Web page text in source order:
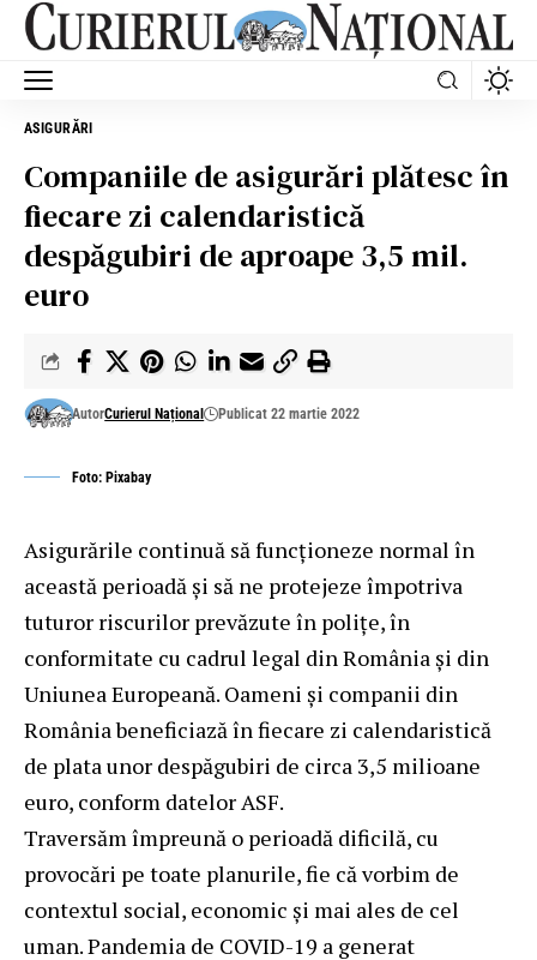
ASIGURĂRI
Companiile de asigurări plătesc în
fiecare zi calendaristică
despăgubiri de aproape 3,5 mil.
euro
AutorCurierul Național Publicat 22 martie 2022
Foto: Pixabay
Asigurările continuă să funcționeze normal în
această perioadă și să ne protejeze împotriva
tuturor riscurilor prevăzute în polițe, în
conformitate cu cadrul legal din România și din
Uniunea Europeană. Oameni și companii din
România beneficiază în fiecare zi calendaristică
de plata unor despăgubiri de circa 3,5 milioane
euro, conform datelor ASF.
Traversăm împreună o perioadă dificilă, cu
provocări pe toate planurile, fie că vorbim de
contextul social, economic și mai ales de cel
uman. Pandemia de COVID-19 a generat